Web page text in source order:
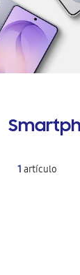
1artículo